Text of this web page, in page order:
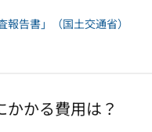
告書」（国土交通省）
かる費用は？